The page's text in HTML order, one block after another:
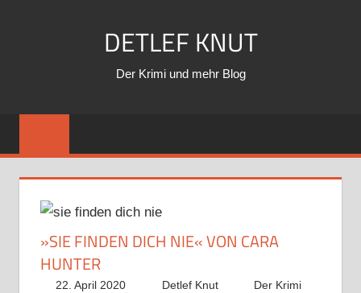
DETLEF KNUT
Der Krimi und mehr Blog
»SIE FINDEN DICH NIE« VON CARA
HUNTER
22. April 2020 Detlef Knut
Der Krimi